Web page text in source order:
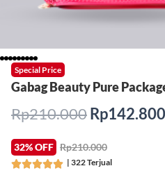
Special Price
Gabag Beauty Pure
Rp210.000Harga
adalah:
Rp210.000.
Rp142.800
32% OFF Rp210.000
Rated
| 322 Terjual